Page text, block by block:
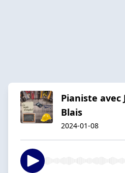
Pianiste avec
Blais
2024-01-08